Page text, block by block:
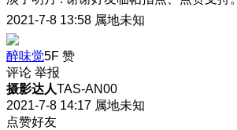
2021-7-8 13:58 属地未知
醉味觉5F 赞
评论 举报
摄影达人TAS-AN00
2021-7-8 14:17 属地未知
点赞好友